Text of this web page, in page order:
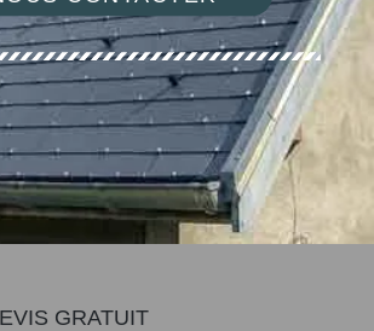
GRATUIT